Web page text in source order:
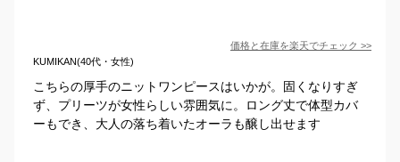
価格と在庫を楽天でチェック >>
KUMIKAN(40代・女性)
こちらの厚手のニットワンピースはいかが。固くなりすぎ
ず、プリーツが女性らしい雰囲気に。ロング丈で体型カバ
ーもでき、大人の落ち着いたオーラも醸し出せます